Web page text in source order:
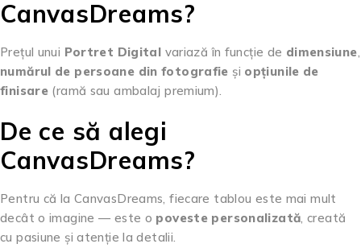
CanvasDreams?
Prețul unui Portret Digital variază în funcție de dimensiune,
numărul de persoane din fotografie și opțiunile de
finisare (ramă sau ambalaj premium).
De ce să alegi
CanvasDreams?
Pentru că la CanvasDreams, fiecare tablou este mai mult
decât o imagine — este o poveste personalizată, creată
cu pasiune și atenție la detalii.